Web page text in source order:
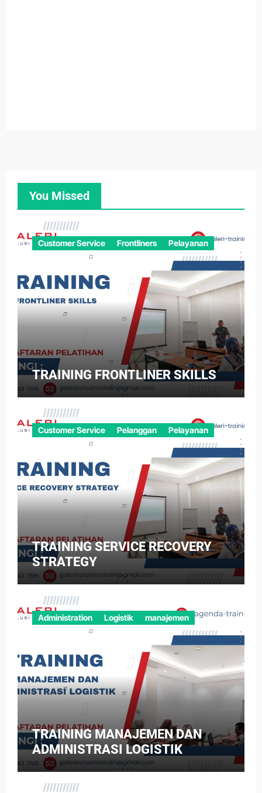
You Missed
Customer Service Frontliners Pelayanan
TRAINING FRONTLINER SKILLS
Customer Service Pelanggan Pelayanan
TRAINING SERVICE RECOVERY
STRATEGY
Administration Logistik manajemen
TRAINING MANAJEMEN DAN
ADMINISTRASI LOGISTIK